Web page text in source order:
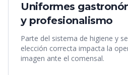
Uniformes
y profesionalismo
Parte del sistema de higiene y
elección correcta impacta la
imagen ante el comensal.